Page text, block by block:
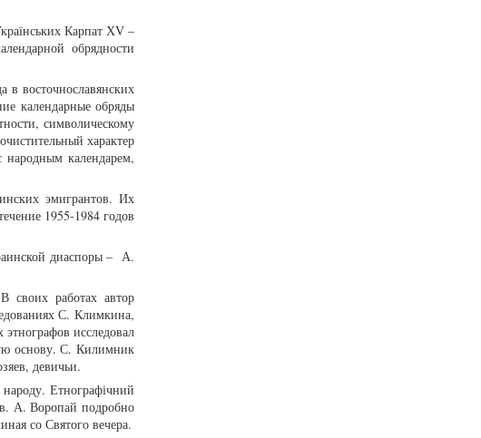
Карпат ХV –
обрядности
в восточнославянских
календарные обряды
символическому
характер
календарем,
эмигрантов. Их
1955-1984 годов
диаспоры – А.
своих работах автор
С. Климкина,
исследовал
основу. С. Килимник
девичьи.
Етнографічний
А. Воропай подробно
со Святого вечера.